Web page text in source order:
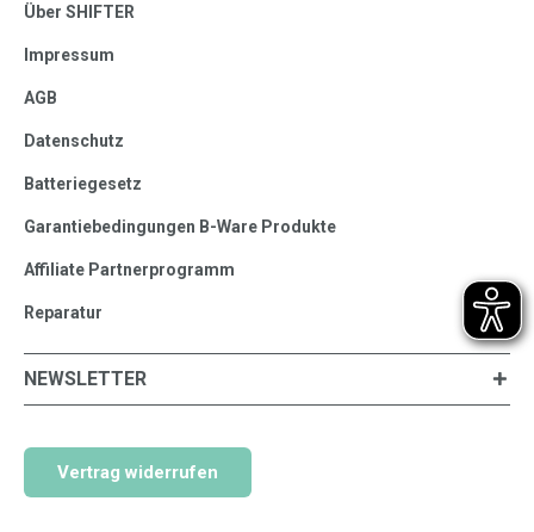
Über SHIFTER
Impressum
AGB
Datenschutz
Batteriegesetz
Garantiebedingungen B-Ware Produkte
Affiliate Partnerprogramm
Reparatur
NEWSLETTER
Vertrag widerrufen